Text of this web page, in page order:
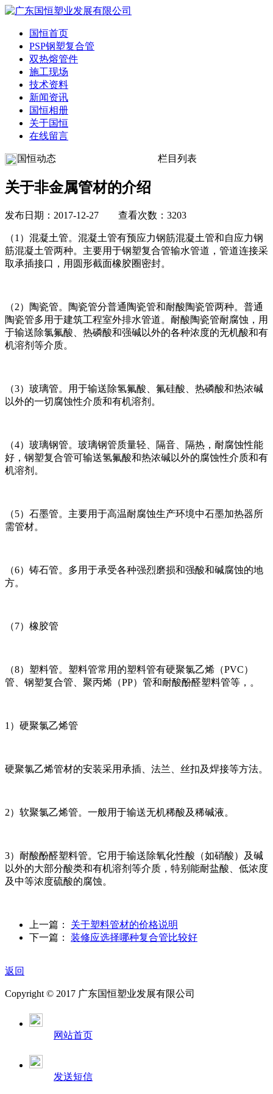
国恒首页
PSP钢塑复合管
双热熔管件
施工现场
技术资料
新闻资讯
国恒相册
关于国恒
在线留言
国恒动态 栏目列表
关于非金属管材的介绍
发布日期：2017-12-27 查看次数：3203
（1）混凝土管。混凝土管有预应力钢筋混凝土管和自应力钢
筋混凝土管两种。主要用于钢塑复合管输水管道，管道连接采
取承插接口，用圆形截面橡胶圈密封。
（2）陶瓷管。陶瓷管分普通陶瓷管和耐酸陶瓷管两种。普通
陶瓷管多用于建筑工程室外排水管道。耐酸陶瓷管耐腐蚀，用
于输送除氯氟酸、热磷酸和强碱以外的各种浓度的无机酸和有
机溶剂等介质。
（3）玻璃管。用于输送除氢氟酸、氟硅酸、热磷酸和热浓碱
以外的一切腐蚀性介质和有机溶剂。
（4）玻璃钢管。玻璃钢管质量轻、隔音、隔热，耐腐蚀性能
好，钢塑复合管可输送氢氟酸和热浓碱以外的腐蚀性介质和有
机溶剂。
（5）石墨管。主要用于高温耐腐蚀生产环境中石墨加热器所
需管材。
（6）铸石管。多用于承受各种强烈磨损和强酸和碱腐蚀的地
方。
（7）橡胶管
（8）塑料管。塑料管常用的塑料管有硬聚氯乙烯（PVC）
管、钢塑复合管、聚丙烯（PP）管和耐酸酚醛塑料管等，。
1）硬聚氯乙烯管
硬聚氯乙烯管材的安装采用承插、法兰、丝扣及焊接等方法。
2）软聚氯乙烯管。一般用于输送无机稀酸及稀碱液。
3）耐酸酚醛塑料管。它用于输送除氧化性酸（如硝酸）及碱
以外的大部分酸类和有机溶剂等介质，特别能耐盐酸、低浓度
及中等浓度硫酸的腐蚀。
上一篇： 关于塑料管材的价格说明
下一篇： 装修应选择哪种复合管比较好
返回
Copyright © 2017 广东国恒塑业发展有限公司
网站首页
发送短信